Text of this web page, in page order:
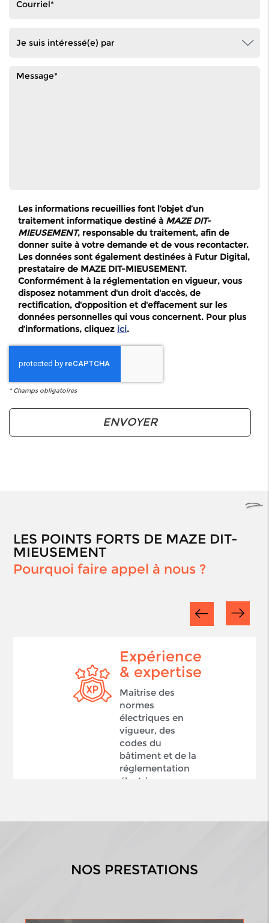
Les informations recueillies font l’objet d’un
traitement informatique destiné à MAZE DIT-
MIEUSEMENT, responsable du traitement, afin de
donner suite à votre demande et de vous recontacter.
Les données sont également destinées à Futur Digital,
prestataire de MAZE DIT-MIEUSEMENT.
Conformément à la réglementation en vigueur, vous
disposez notamment d'un droit d'accès, de
rectification, d'opposition et d'effacement sur les
données personnelles qui vous concernent. Pour plus
d’informations, cliquez ici.
* Champs obligatoires
LES POINTS FORTS DE MAZE DIT-
MIEUSEMENT
Pourquoi faire appel à nous ?
Expérience
& expertise
Maîtrise des
normes
électriques en
vigueur, des
codes du
bâtiment et de la
réglementation
électrique.
NOS PRESTATIONS